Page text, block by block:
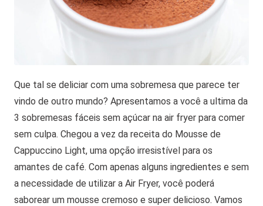
Que tal se deliciar com uma sobremesa que parece ter
vindo de outro mundo? Apresentamos a você a ultima da
3 sobremesas fáceis sem açúcar na air fryer para comer
sem culpa. Chegou a vez da receita do Mousse de
Cappuccino Light, uma opção irresistível para os
amantes de café. Com apenas alguns ingredientes e sem
a necessidade de utilizar a Air Fryer, você poderá
saborear um mousse cremoso e super delicioso. Vamos